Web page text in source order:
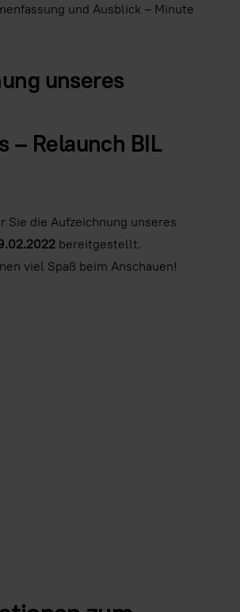
und Ausblick – Minute
unseres
– Relaunch BIL
Sie die Aufzeichnung unseres
bereitgestellt.
viel Spaß beim Anschauen!